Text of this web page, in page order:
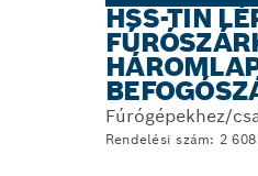
HSS-TIN
Fúrógépekhez/
Rendelési szám: 2